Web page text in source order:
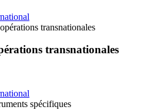
transnationales
transnationales
spécifiques